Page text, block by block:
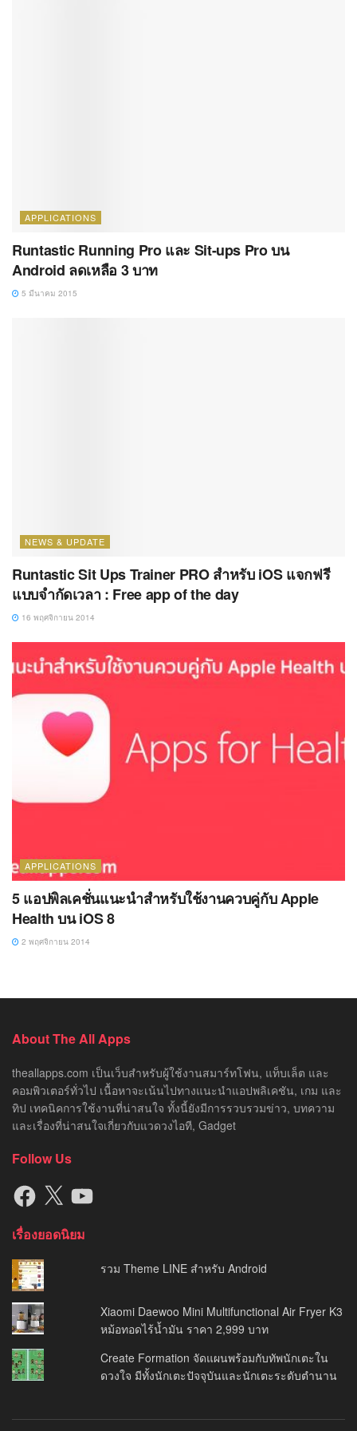
APPLICATIONS
Runtastic Running Pro และ Sit-ups Pro บน
Android ลดเหลือ 3 บาท
5 มีนาคม 2015
NEWS & UPDATE
Runtastic Sit Ups Trainer PRO สำหรับ iOS แจกฟรี
แบบจำกัดเวลา : Free app of the day
16 พฤศจิกายน 2014
APPLICATIONS
5 แอปพิลเคชั่นแนะนำสำหรับใช้งานควบคู่กับ Apple
Health บน iOS 8
2 พฤศจิกายน 2014
About The All Apps
theallapps.com เป็นเว็บสำหรับผู้ใช้งานสมาร์ทโฟน, แท็บเล็ต และ
คอมพิวเตอร์ทั่วไป เนื้อหาจะเน้นไปทางแนะนำแอปพลิเคชัน, เกม และ
ทิป เทคนิคการใช้งานที่น่าสนใจ ทั้งนี้ยังมีการรวบรวมข่าว, บทความ
และเรื่องที่น่าสนใจเกี่ยวกับแวดวงไอที, Gadget
Follow Us
Facebook
X YouTube
เรื่องยอดนิยม
รวม Theme LINE สำหรับ Android
Xiaomi Daewoo Mini Multifunctional Air Fryer K3
หม้อทอดไร้น้ำมัน ราคา 2,999 บาท
Create Formation จัดแผนพร้อมกับทัพนักเตะใน
ดวงใจ มีทั้งนักเตะปัจจุบันและนักเตะระดับตำนาน